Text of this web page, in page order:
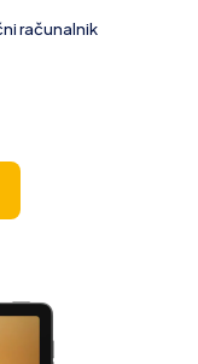
računalnik